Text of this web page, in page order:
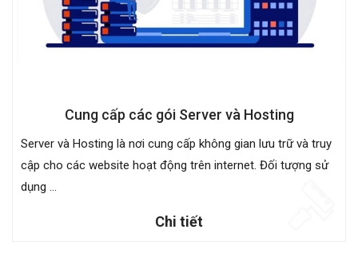
Cung cấp các gói Server và Hosting
Server và Hosting là nơi cung cấp không gian lưu trữ và truy
cập cho các website hoạt động trên internet. Đối tượng sử
dụng ...
Chi tiết